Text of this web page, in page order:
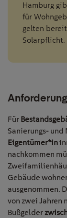
Hamburg
für
gelten
Solarpflicht.
Für
Sanierungs-
Eigentümer*in
nachkommen
Gebäude
ausgenommen.
von zwei Jahren
Bußgelder